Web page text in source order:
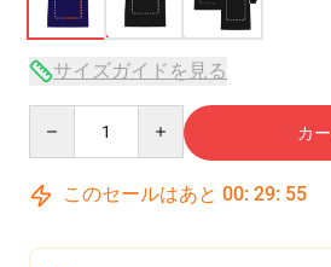
サイズガイドを見る
カ
このセールはあと 00: 29: 54